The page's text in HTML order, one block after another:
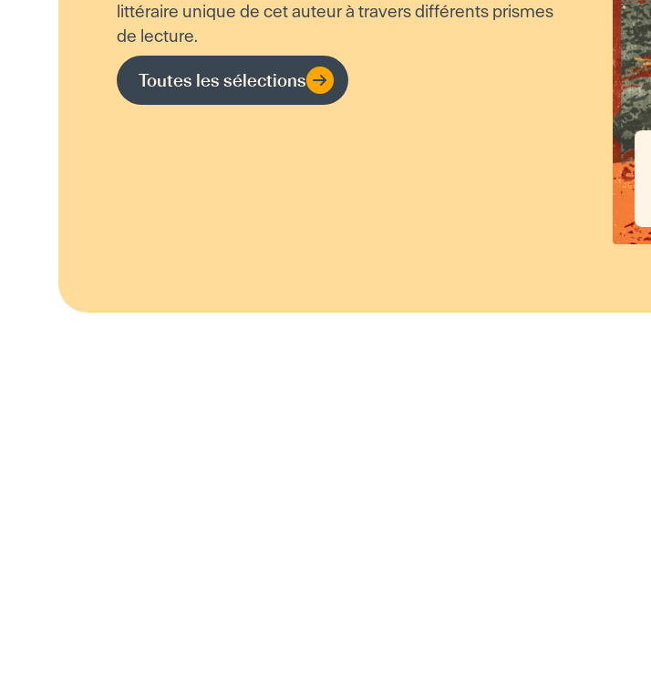
littéraire unique de cet auteur à travers différents prismes
de lecture.
Toutes les sélections